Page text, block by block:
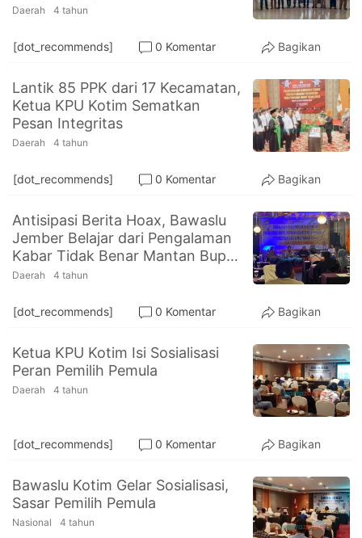
Daerah 4 tahun
[dot_recommends] 0 Komentar Bagikan
Lantik 85 PPK dari 17 Kecamatan,
Ketua KPU Kotim Sematkan
Pesan Integritas
Daerah 4 tahun
[dot_recommends] 0 Komentar Bagikan
Antisipasi Berita Hoax, Bawaslu
Jember Belajar dari Pengalaman
Kabar Tidak Benar Mantan Bupati
Faida Saat Pilkada Lalu
Daerah 4 tahun
[dot_recommends] 0 Komentar Bagikan
Ketua KPU Kotim Isi Sosialisasi
Peran Pemilih Pemula
Daerah 4 tahun
[dot_recommends] 0 Komentar Bagikan
Bawaslu Kotim Gelar Sosialisasi,
Sasar Pemilih Pemula
Nasional 4 tahun